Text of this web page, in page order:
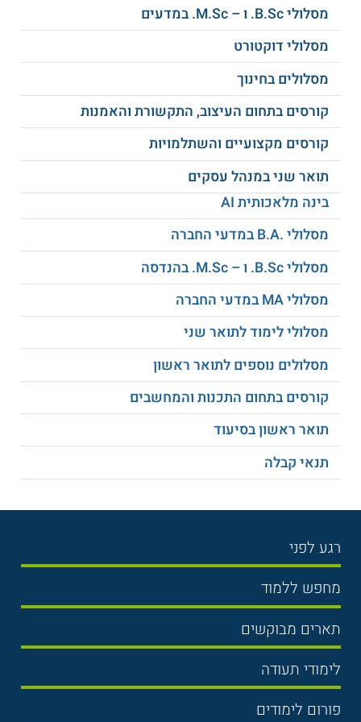
מסלולי B.Sc. ו – M.Sc. במדעים
מסלולי דוקטורט
מסלולים בחינוך
קורסים בתחום העיצוב, התקשורת והאמנות
קורסים מקצועיים והשתלמויות
תואר שני במנהל עסקים
בינה מלאכותית AI
מסלולי .B.A במדעי החברה
מסלולי B.Sc. ו – M.Sc. בהנדסה
מסלולי MA במדעי החברה
מסלולי לימוד לתואר שני
מסלולים נוספים לתואר ראשון
קורסים בתחום התכנות והמחשבים
תואר ראשון בסיעוד
תנאי קבלה
רגע לפני
בחירת לימודים
תנאי קבלה
שכר לימוד
אוניברסיטה
מחפש ללמוד
תואר ראשון
תואר שני
הכנה לבגרות
מכינות
תארים מבוקשים
משפטים
מנהל עסקים
לימודי תעודה
נדל"ן
פורום לימודים